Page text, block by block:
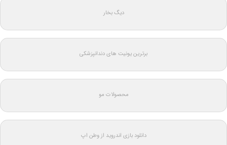
دیگ بخار
برترین یونیت های دندانپزشکی
محصولات مو
دانلود بازی اندروید از وطن اپ